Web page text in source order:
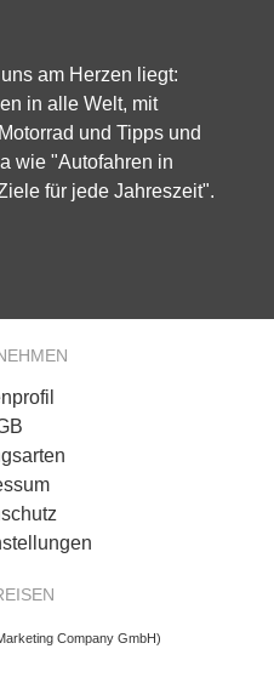
am Herzen liegt:
in alle Welt, mit
und Tipps und
wie "Autofahren in
für jede Jahreszeit".
Company GmbH)